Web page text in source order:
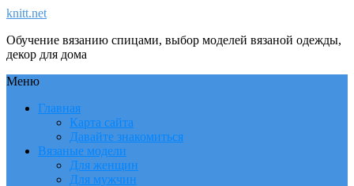
knitt.net
Обучение вязанию спицами, выбор моделей вязаной одежды,
декор для дома
Меню
Главная
Карта сайта
Давайте знакомиться
Вязаные модели
Для женщин
Для мужчин